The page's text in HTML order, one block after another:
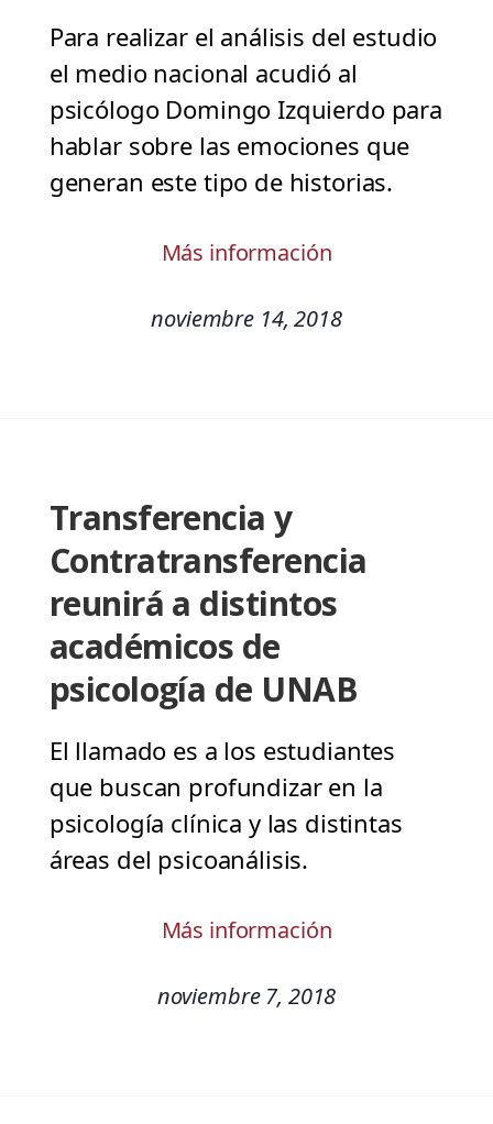
Para realizar el análisis del estudio
el medio nacional acudió al
psicólogo Domingo Izquierdo para
hablar sobre las emociones que
generan este tipo de historias.
Más información
noviembre 14, 2018
Transferencia y
Contratransferencia
reunirá a distintos
académicos de
psicología de UNAB
El llamado es a los estudiantes
que buscan profundizar en la
psicología clínica y las distintas
áreas del psicoanálisis.
Más información
noviembre 7, 2018